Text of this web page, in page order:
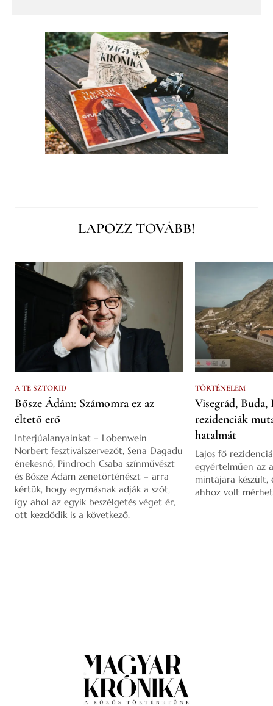
LAPOZZ TOVÁBB!
A TE SZTORID
Bősze Ádám: Számomra ez az
éltető erő
Interjúalanyainkat – Lobenwein
Norbert fesztiválszervezőt, Sena Dagadu
énekesnő, Pindroch Csaba színművészt
és Bősze Ádám zenetörténészt – arra
kértük, hogy egymásnak adják a szót,
így ahol az egyik beszélgetés véget ér,
ott kezdődik is a következő.
TÖRTÉNELEM
Visegrád,
rezidenciák
hatalmát
Lajos fő
egyértelműen az
mintájára készült,
ahhoz volt